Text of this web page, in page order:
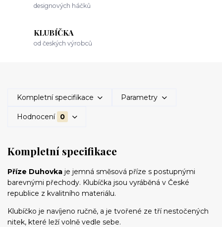
designových háčků
KLUBÍČKA
od českých výrobců
Kompletní specifikace Parametry
Hodnocení 0
Kompletní specifikace
Příze Duhovka je jemná směsová příze s postupnými
barevnými přechody. Klubíčka jsou vyráběná v České
republice z kvalitního materiálu.
Klubíčko je navíjeno ručně, a je tvořené ze tří nestočených
nitek, které leží volně vedle sebe.